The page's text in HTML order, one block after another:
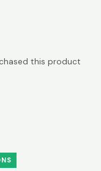
this product